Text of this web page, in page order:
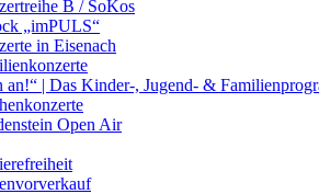
B / SoKos
„imPULS“
in Eisenach
an!“ | Das Kinder-, Jugend- &
Open Air